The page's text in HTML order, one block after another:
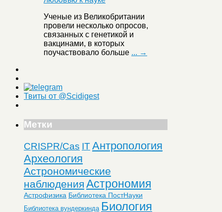
Ученые из Великобритании
провели несколько опросов,
связанных с генетикой и
вакцинами, в которых
поучаствовало больше ... →
Твиты от @Scidigest
Метки
CRISPR/Cas ITАнтропология
Археология
Астрономические
наблюдения Астрономия
Астрофизика Библиотека ПостНауки
Библиотека вундеркинда Биология